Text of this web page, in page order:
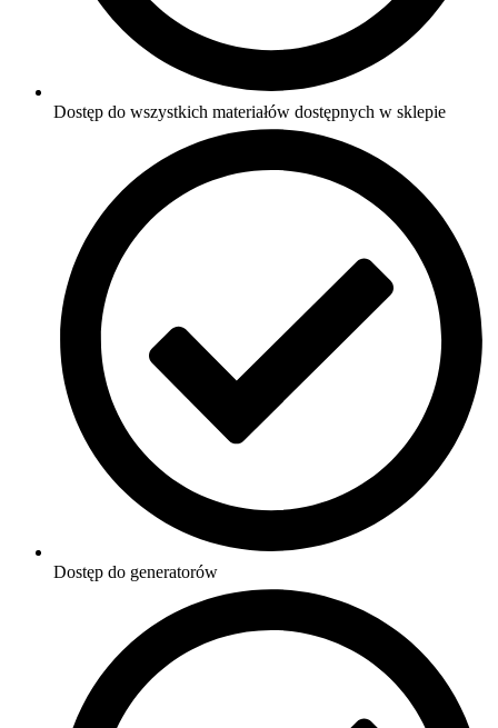
Dostęp do wszystkich materiałów dostępnych w sklepie
Dostęp do generatorów